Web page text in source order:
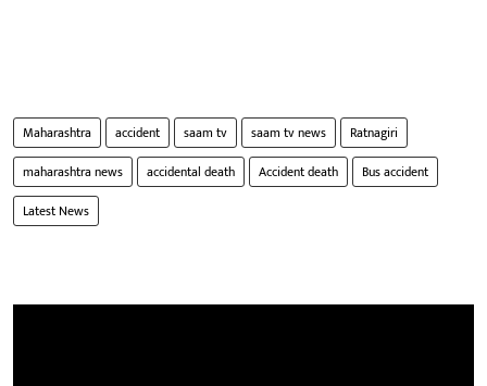
Maharashtra accident saam tv saam tv news
Ratnagiri
maharashtra news
accidental death Accident death
Bus accident
Latest News